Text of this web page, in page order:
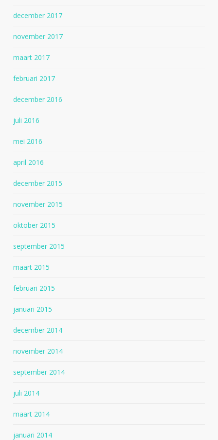
december 2017
november 2017
maart 2017
februari 2017
december 2016
juli 2016
mei 2016
april 2016
december 2015
november 2015
oktober 2015
september 2015
maart 2015
februari 2015
januari 2015
december 2014
november 2014
september 2014
juli 2014
maart 2014
januari 2014